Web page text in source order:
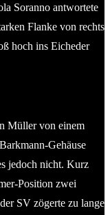
Soranno antwortete
Flanke von rechts
hoch ins Eicheder
Müller von einem
Gehäuse
jedoch nicht. Kurz
Position zwei
SV zögerte zu lange